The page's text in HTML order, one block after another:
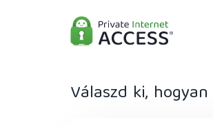
Válaszd ki,